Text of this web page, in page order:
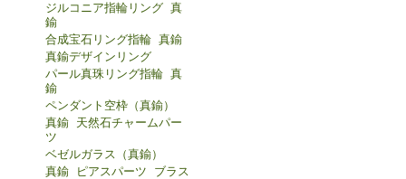
ジルコニア指輪リング 真
鍮
合成宝石リング指輪 真鍮
真鍮デザインリング
パール真珠リング指輪 真
鍮
ペンダント空枠（真鍮）
真鍮 天然石チャームパー
ツ
ベゼルガラス（真鍮）
真鍮 ピアスパーツ ブラス